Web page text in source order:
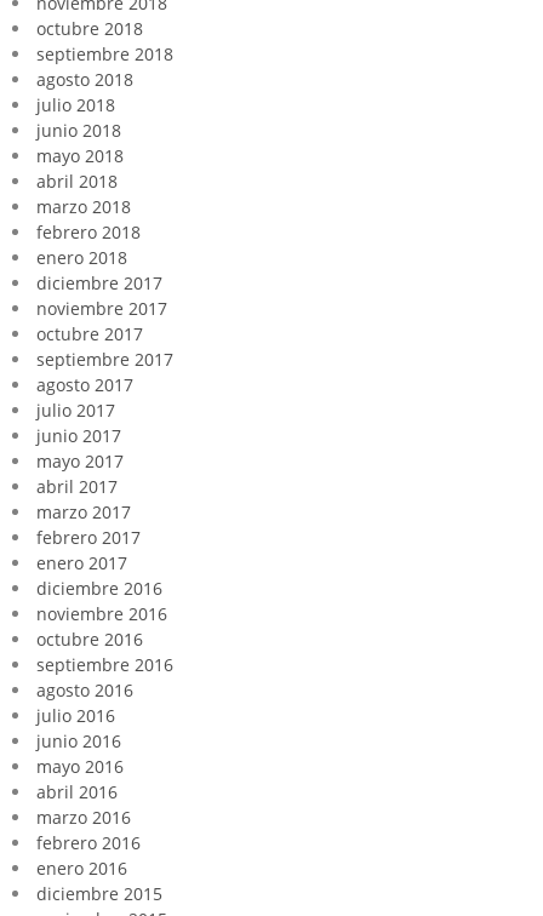
octubre 2018
septiembre 2018
agosto 2018
julio 2018
junio 2018
mayo 2018
abril 2018
marzo 2018
febrero 2018
enero 2018
diciembre 2017
noviembre 2017
octubre 2017
septiembre 2017
agosto 2017
julio 2017
junio 2017
mayo 2017
abril 2017
marzo 2017
febrero 2017
enero 2017
diciembre 2016
noviembre 2016
octubre 2016
septiembre 2016
agosto 2016
julio 2016
junio 2016
mayo 2016
abril 2016
marzo 2016
febrero 2016
enero 2016
diciembre 2015